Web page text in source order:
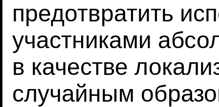
предотвратить
участниками
в качестве
случайным